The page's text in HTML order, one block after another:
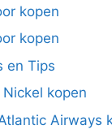
kopen
kopen
en Tips
kopen
Airways